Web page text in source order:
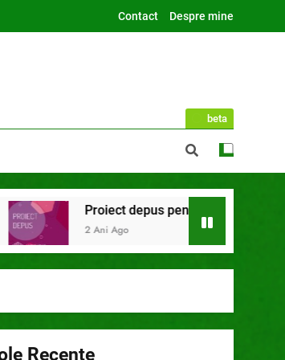
Contact Despre mine
beta
Proiect depus pentru tinerii și organizațiile din
2 Ani Ago
Recente